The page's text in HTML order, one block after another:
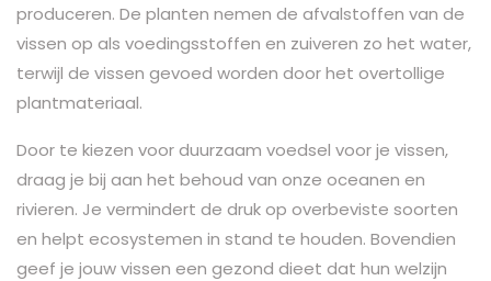
produceren. De planten nemen de afvalstoffen van de
vissen op als voedingsstoffen en zuiveren zo het water,
terwijl de vissen gevoed worden door het overtollige
plantmateriaal.
Door te kiezen voor duurzaam voedsel voor je vissen,
draag je bij aan het behoud van onze oceanen en
rivieren. Je vermindert de druk op overbeviste soorten
en helpt ecosystemen in stand te houden. Bovendien
geef je jouw vissen een gezond dieet dat hun welzijn